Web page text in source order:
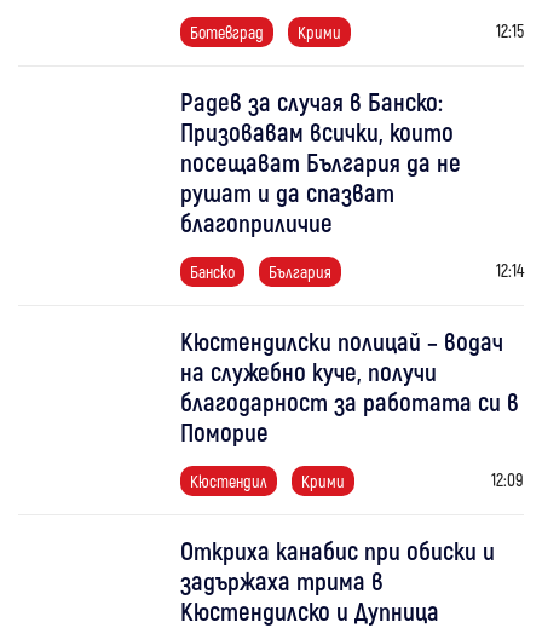
Ботевград Крими 12:15
Радев за случая в Банско:
Призовавам всички, които
посещават България да не
рушат и да спазват
благоприличие
Банско България 12:14
Кюстендилски полицай – водач
на служебно куче, получи
благодарност за работата си в
Поморие
Кюстендил Крими 12:09
Откриха канабис при обиски и
задържаха трима в
Кюстендилско и Дупница